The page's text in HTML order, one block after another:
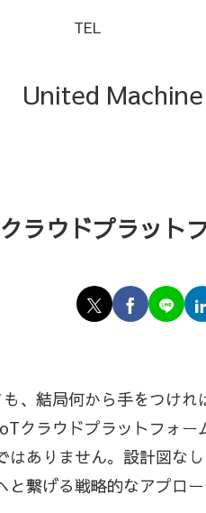
United
TEL
ラウドプラッ
、結局何から手をつ
クラウドプラットフォ
ありません。設計図な
繋げる戦略的なアプロー